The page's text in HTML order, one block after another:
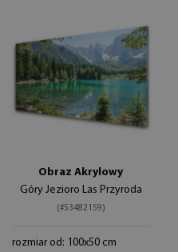
Obraz Akrylowy
Góry Jezioro Las Przyroda
(#53482159)
rozmiar od: 100x50 cm